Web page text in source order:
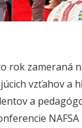
rok zameraná
vzťahov a
a